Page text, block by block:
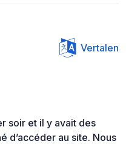
Vertalen
soir et il y avait des
d’accéder au site. Nous